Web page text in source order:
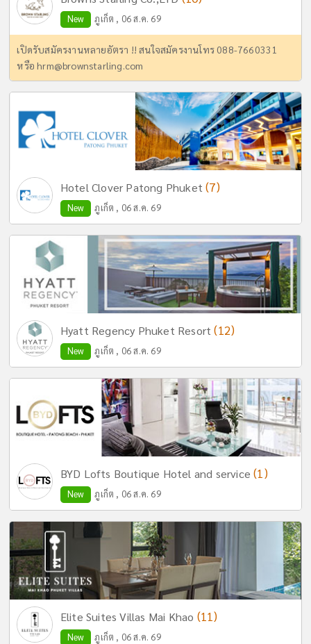
New ภูเก็ต , 06 ส.ค. 69
เปิดรับสมัครงานหลายอัตรา !! สนใจสมัครงานโทร 088-7660331
หรือhrm@brownstarling.com
Hotel Clover Patong Phuket(7)
New ภูเก็ต , 06 ส.ค. 69
Hyatt Regency Phuket Resort(12)
New ภูเก็ต , 06 ส.ค. 69
BYD Lofts Boutique Hotel and service(1)
New ภูเก็ต , 06 ส.ค. 69
Elite Suites Villas Mai Khao (11)
New ภูเก็ต , 06 ส.ค. 69